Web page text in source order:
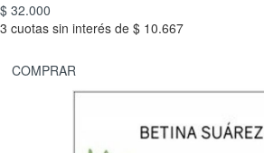
$ 32.000
3 cuotas sin interés de $ 10.667
COMPRAR